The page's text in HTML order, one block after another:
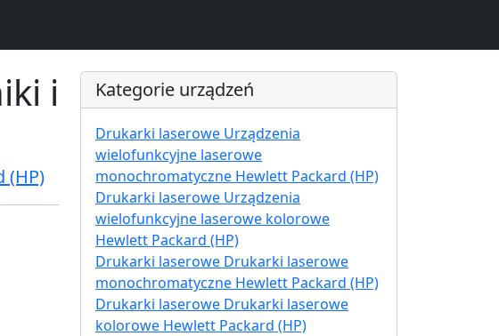
i
(HP)
Kategorie urządzeń
Drukarki laserowe Urządzenia
wielofunkcyjne laserowe
monochromatyczne Hewlett Packard (HP)
Drukarki laserowe Urządzenia
wielofunkcyjne laserowe kolorowe
Hewlett Packard (HP)
Drukarki laserowe Drukarki laserowe
monochromatyczne Hewlett Packard (HP)
Drukarki laserowe Drukarki laserowe
kolorowe Hewlett Packard (HP)